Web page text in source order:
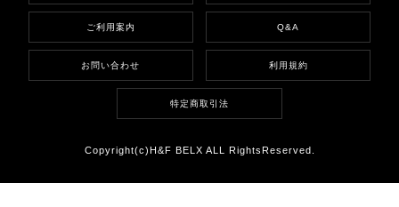
ご利用案内 Q&A
お問い合わせ 利用規約
特定商取引法
Copyright(c)H&F BELX ALL RightsReserved.